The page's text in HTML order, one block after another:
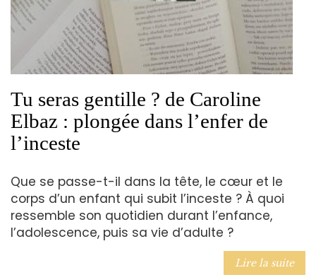
Tu seras gentille ? de Caroline
Elbaz : plongée dans l’enfer de
l’inceste
Que se passe-t-il dans la tête, le cœur et le
corps d’un enfant qui subit l’inceste ? À quoi
ressemble son quotidien durant l’enfance,
l’adolescence, puis sa vie d’adulte ?
Lire la suite